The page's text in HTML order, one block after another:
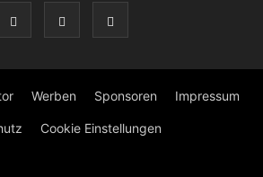
Werben Sponsoren Impressum
Cookie Einstellungen